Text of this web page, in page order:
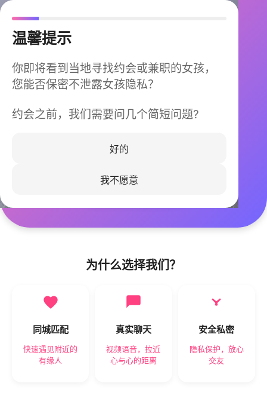
温馨提示
你即将看到当地寻找约会或兼职的女孩，
您能否保密不泄露女孩隐私？
约会之前，我们需要问几个简短问题?
好的
我不愿意
今晚不再孤单
同城快速匹配，马上认识身边的TA
立即下载
为什么选择我们？
同城匹配
快速遇见附近的
有缘人
真实聊天
视频语音，拉近
心与心的距离
安全私密
隐私保护，放心
交友